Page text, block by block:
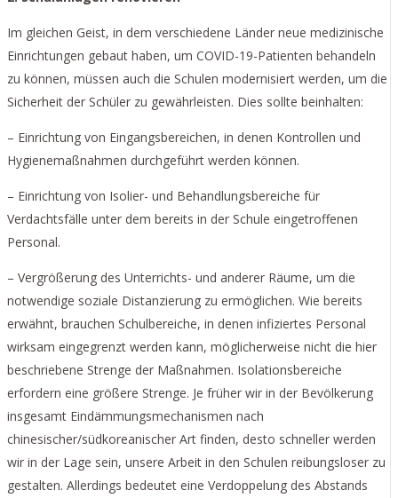
Im gleichen Geist, in dem verschiedene Länder neue medizinische
Einrichtungen gebaut haben, um COVID-19-Patienten behandeln
zu können, müssen auch die Schulen modernisiert werden, um die
Sicherheit der Schüler zu gewährleisten. Dies sollte beinhalten:
– Einrichtung von Eingangsbereichen, in denen Kontrollen und
Hygienemaßnahmen durchgeführt werden können.
– Einrichtung von Isolier- und Behandlungsbereiche für
Verdachtsfälle unter dem bereits in der Schule eingetroffenen
Personal.
– Vergrößerung des Unterrichts- und anderer Räume, um die
notwendige soziale Distanzierung zu ermöglichen. Wie bereits
erwähnt, brauchen Schulbereiche, in denen infiziertes Personal
wirksam eingegrenzt werden kann, möglicherweise nicht die hier
beschriebene Strenge der Maßnahmen. Isolationsbereiche
erfordern eine größere Strenge. Je früher wir in der Bevölkerung
insgesamt Eindämmungsmechanismen nach
chinesischer/südkoreanischer Art finden, desto schneller werden
wir in der Lage sein, unsere Arbeit in den Schulen reibungsloser zu
gestalten. Allerdings bedeutet eine Verdoppelung des Abstands